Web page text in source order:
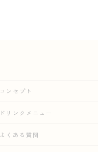
コンセプト
ドリンクメニュー
よくある質問